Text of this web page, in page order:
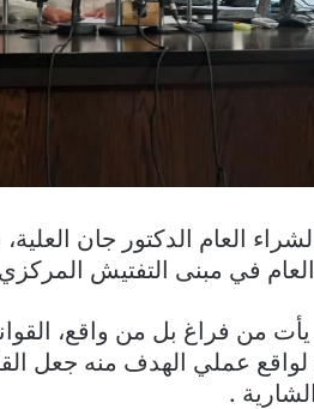
العام الدكتور جان
في مبنى التفتيش
من فراغ بل من واقع،
عملي الهدف منه جعل
.